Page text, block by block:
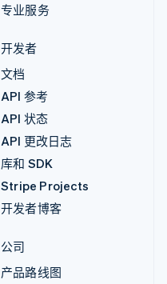
专业服务
开发者
文档
API 参考
API 状态
API 更改日志
库和 SDK
Stripe Projects
开发者博客
公司
产品路线图